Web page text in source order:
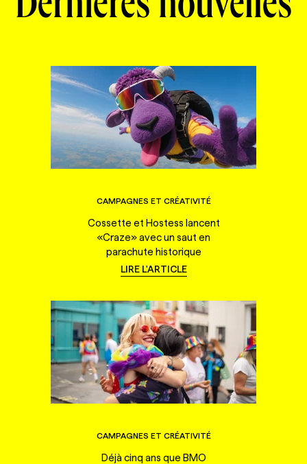
Dernières nouvelles
CAMPAGNES ET CRÉATIVITÉ
Cossette et Hostess lancent
«Craze» avec un saut en
parachute historique
LIRE L'ARTICLE
CAMPAGNES ET CRÉATIVITÉ
Déjà cinq ans que BMO